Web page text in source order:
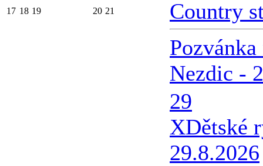
17 18 19 20 21
Country
Nezdic -
29
XDětské
29.8.2026